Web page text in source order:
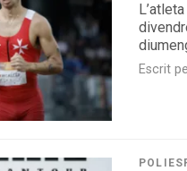
Escrit